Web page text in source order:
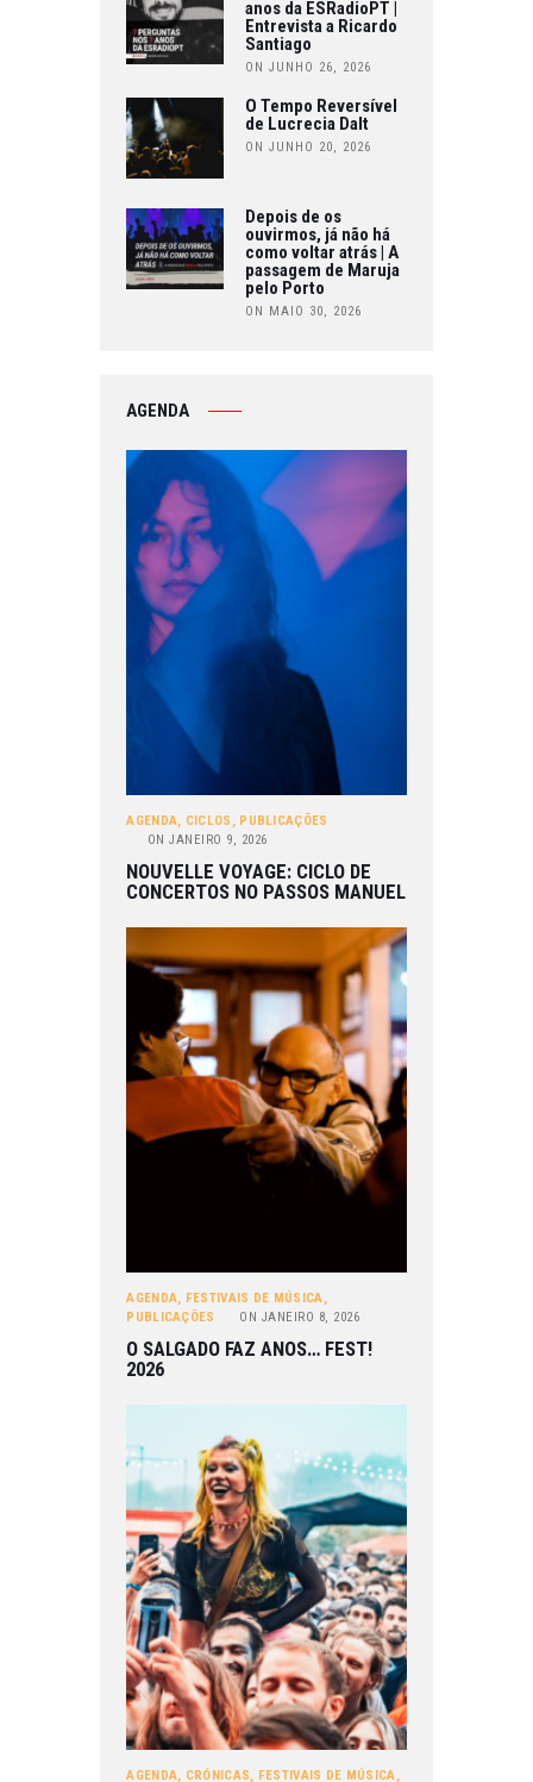
anos da ESRadioPT |
Entrevista a Ricardo
Santiago
ON JUNHO 26, 2026
O Tempo Reversível
de Lucrecia Dalt
ON JUNHO 20, 2026
Depois de os
ouvirmos, já não há
como voltar atrás | A
passagem de Maruja
pelo Porto
ON MAIO 30, 2026
AGENDA
AGENDA, CICLOS , PUBLICAÇÕES
ON JANEIRO 9, 2026
NOUVELLE VOYAGE: CICLO DE
CONCERTOS NO PASSOS MANUEL
AGENDA, FESTIVAIS DE MÚSICA,
PUBLICAÇÕES
ON JANEIRO 8, 2026
O SALGADO FAZ ANOS… FEST!
2026
AGENDA, CRÓNICAS, FESTIVAIS DE MÚSICA,